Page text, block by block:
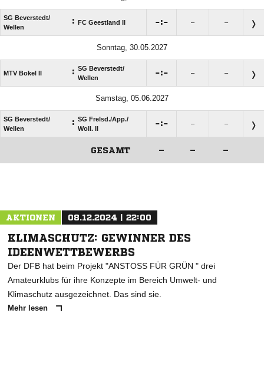
SG Beverstedt/​
Wellen
: FC Geestland II : – –
Sonntag, 30.05.2027
MTV Bokel II : SG Beverstedt/​
Wellen
: – –
Samstag, 05.06.2027
SG Beverstedt/​
Wellen
: SG Frelsd./​App./​
Woll. II
: – –
GESAMT – – –
AKTIONEN 08.12.2024 | 22:00
KLIMASCHUTZ: GEWINNER DES
IDEENWETTBEWERBS
Der DFB hat beim Projekt "ANSTOSS FÜR GRÜN " drei
Amateurklubs für ihre Konzepte im Bereich Umwelt- und
Klimaschutz ausgezeichnet. Das sind sie.
Mehr lesen